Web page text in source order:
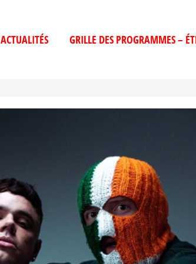
ACTUALITÉS GRILLE DES PROGRAMMES –